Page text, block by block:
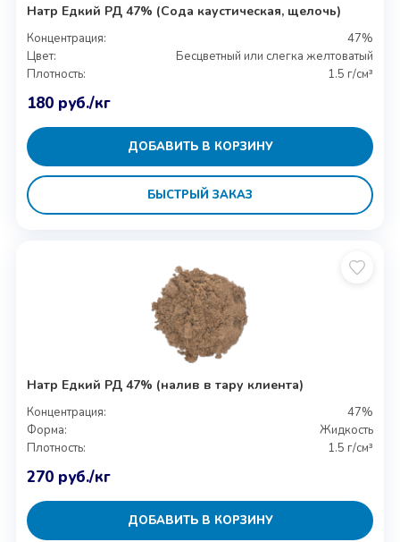
Натр Едкий РД 47% (Сода каустическая, щелочь)
Концентрация:
47%
Цвет:
Бесцветный или слегка желтоватый
Плотность:
1.5 г/см³
180 руб./кг
ДОБАВИТЬ В КОРЗИНУ
БЫСТРЫЙ ЗАКАЗ
Натр Едкий РД 47% (налив в тару клиента)
Концентрация:
47%
Форма:
Жидкость
Плотность:
1.5 г/см³
270 руб./кг
ДОБАВИТЬ В КОРЗИНУ